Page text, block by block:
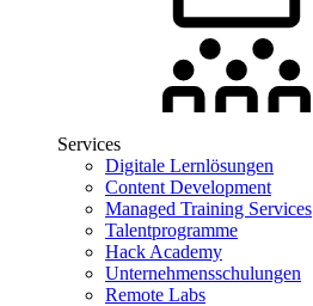
Services
Digitale Lernlösungen
Content Development
Managed Training Services
Talentprogramme
Hack Academy
Unternehmensschulungen
Remote Labs